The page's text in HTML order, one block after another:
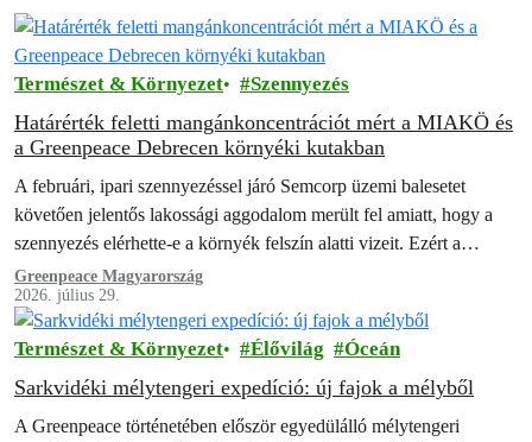
Természet & Környezet Szennyezés
Határérték feletti mangánkoncentrációt mért a MIAKÖ és
a Greenpeace Debrecen környéki kutakban
A februári, ipari szennyezéssel járó Semcorp üzemi balesetet
követően jelentős lakossági aggodalom merült fel amiatt, hogy a
szennyezés elérhette-e a környék felszín alatti vizeit. Ezért a
Mikepércsi Anyák a Környezetért…
Greenpeace Magyarország
2026. július 29.
Természet & Környezet Élővilág Óceán
Sarkvidéki mélytengeri expedíció: új fajok a mélyből
A Greenpeace történetében először egyedülálló mélytengeri